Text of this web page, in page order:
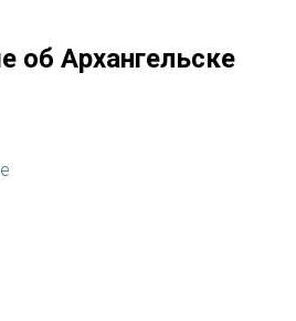
об Архангельске